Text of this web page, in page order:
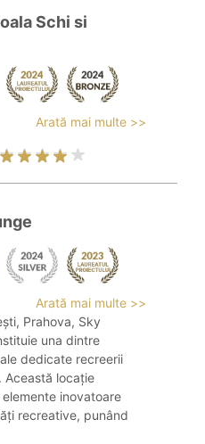
Schi si
Arată mai multe >>
Arată mai multe >>
Prahova, Sky
una dintre
dedicate recreerii
Această locație
inovatoare
recreative, punând